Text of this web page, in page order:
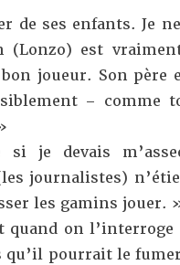
de ses enfants. Je
(Lonzo) est
joueur. Son père
– comme
je devais
journalistes)
les gamins jouer.
quand on
qu’il pourrait le